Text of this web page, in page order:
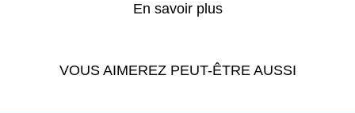
En savoir plus
VOUS AIMEREZ PEUT-ÊTRE AUSSI